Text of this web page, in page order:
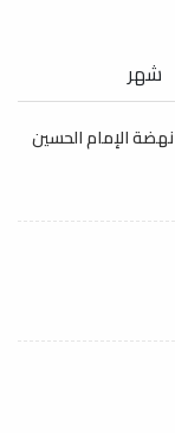
شهر
الإمام الحسين